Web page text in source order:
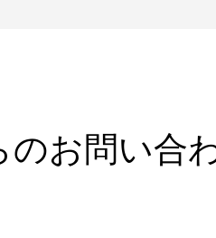
のお問い合